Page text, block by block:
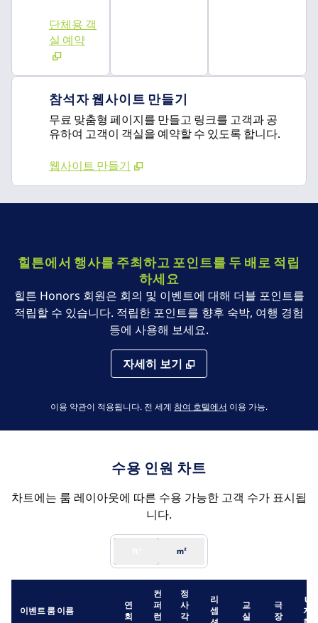
단체용 객
실 예약
참석자 웹사이트 만들기
무료 맞춤형 페이지를 만들고 링크를 고객과 공
유하여 고객이 객실을 예약할 수 있도록 합니다.
웹사이트 만들기
힐튼에서 행사를 주최하고 포인트를 두 배로 적립
하세요
힐튼 Honors 회원은 회의 및 이벤트에 대해 더블 포인트를
적립할 수 있습니다. 적립한 포인트를 향후 숙박, 여행 경험
등에 사용해 보세요.
자세히 보기
이용 약관이 적용됩니다. 전 세계 참여 호텔에서 이용 가능,.
수용 인원 차트
차트에는 룸 레이아웃에 따른 수용 가능한 고객 수가 표시됩
니다.
m²
이벤트 룸 이름
연
회
컨
퍼
런
정
사
각
리
셉
교
실
극
장
U
자